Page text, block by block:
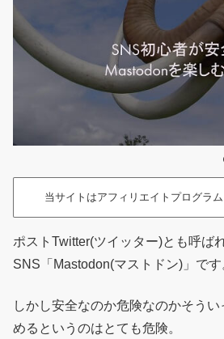
当サイトはアフィリエイトプログラム
ポストTwitter(ツイッター)とも呼ば
SNS「Mastodon(マストドン)」です
しかし安全なのか危険なのかそう
めるというのはとても危険。